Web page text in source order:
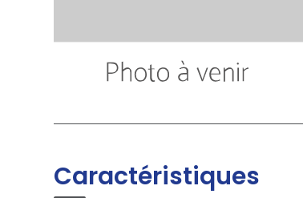
Caractéristiques